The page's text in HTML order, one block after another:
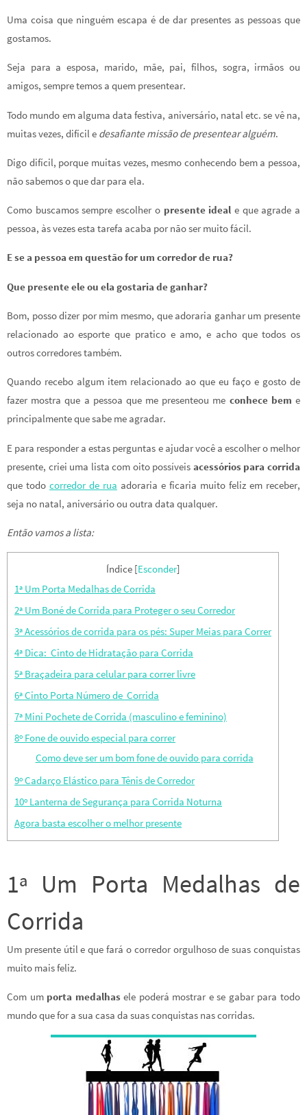
b
o
o
k
tt er
t
at
p
p
ar
Uma coisa que ninguém escapa é de dar presentes as pessoas que
gostamos.
Seja para a esposa, marido, mãe, pai, filhos, sogra, irmãos ou
amigos, sempre temos a quem presentear.
Todo mundo em alguma data festiva, aniversário, natal etc. se vê na,
muitas vezes, difícil e desafiante missão de presentear alguém.
Digo difícil, porque muitas vezes, mesmo conhecendo bem a pessoa,
não sabemos o que dar para ela.
Como buscamos sempre escolher o presente ideal e que agrade a
pessoa, às vezes esta tarefa acaba por não ser muito fácil.
E se a pessoa em questão for um corredor de rua?
Que presente ele ou ela gostaria de ganhar?
Bom, posso dizer por mim mesmo, que adoraria ganhar um presente
relacionado ao esporte que pratico e amo, e acho que todos os
outros corredores também.
Quando recebo algum item relacionado ao que eu faço e gosto de
fazer mostra que a pessoa que me presenteou me conhece bem e
principalmente que sabe me agradar.
E para responder a estas perguntas e ajudar você a escolher o melhor
presente, criei uma lista com oito possíveis acessórios para corrida
que todo corredor de rua adoraria e ficaria muito feliz em receber,
seja no natal, aniversário ou outra data qualquer.
Então vamos a lista:
Índice [Esconder]
1ª Um Porta Medalhas de Corrida
2ª Um Boné de Corrida para Proteger o seu Corredor
3ª Acessórios de corrida para os pés: Super Meias para Correr
4ª Dica: Cinto de Hidratação para Corrida
5ª Braçadeira para celular para correr livre
6ª Cinto Porta Número de Corrida
7ª Mini Pochete de Corrida (masculino e feminino)
8º Fone de ouvido especial para correr
Como deve ser um bom fone de ouvido para corrida
9º Cadarço Elástico para Tênis de Corredor
10º Lanterna de Segurança para Corrida Noturna
Agora basta escolher o melhor presente
1ª Um Porta Medalhas de
Corrida
Um presente útil e que fará o corredor orgulhoso de suas conquistas
muito mais feliz.
Com um porta medalhas ele poderá mostrar e se gabar para todo
mundo que for a sua casa da suas conquistas nas corridas.